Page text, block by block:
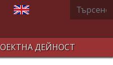
Изберете език Търсене
ДЕЙНОСТ